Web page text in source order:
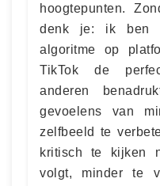
hoogtepunten.
denk je: ik ben
algoritme op
TikTok de
anderen
gevoelens van
zelfbeeld te
kritisch te kijken
volgt, minder te